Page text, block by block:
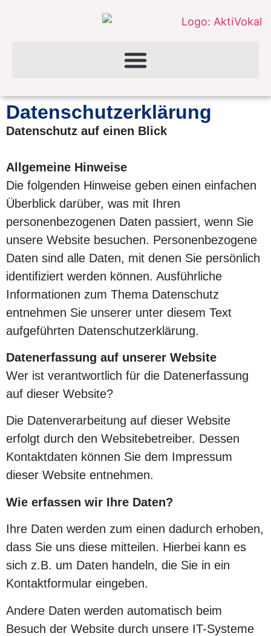
Datenschutzerklärung
Datenschutz auf einen Blick
Allgemeine Hinweise
Die folgenden Hinweise geben einen einfachen
Überblick darüber, was mit Ihren
personenbezogenen Daten passiert, wenn Sie
unsere Website besuchen. Personenbezogene
Daten sind alle Daten, mit denen Sie persönlich
identifiziert werden können. Ausführliche
Informationen zum Thema Datenschutz
entnehmen Sie unserer unter diesem Text
aufgeführten Datenschutzerklärung.
Datenerfassung auf unserer Website
Wer ist verantwortlich für die Datenerfassung
auf dieser Website?
Die Datenverarbeitung auf dieser Website
erfolgt durch den Websitebetreiber. Dessen
Kontaktdaten können Sie dem Impressum
dieser Website entnehmen.
Wie erfassen wir Ihre Daten?
Ihre Daten werden zum einen dadurch erhoben,
dass Sie uns diese mitteilen. Hierbei kann es
sich z.B. um Daten handeln, die Sie in ein
Kontaktformular eingeben.
Andere Daten werden automatisch beim
Besuch der Website durch unsere IT-Systeme